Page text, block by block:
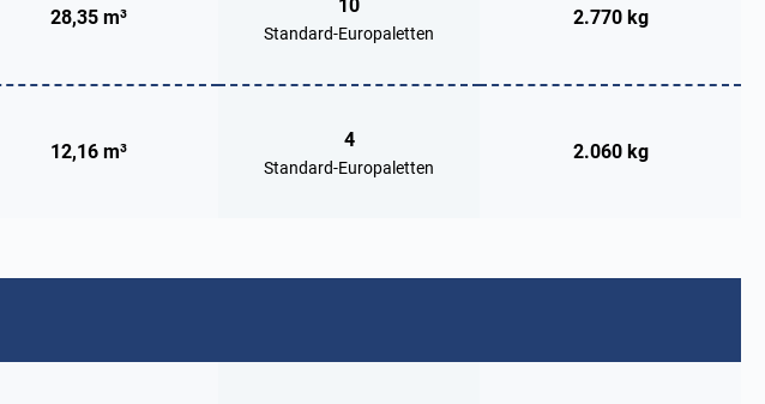
28,35 m³
10
Standard-Europaletten
2.770 kg
12,16 m³
4
Standard-Europaletten
2.060 kg